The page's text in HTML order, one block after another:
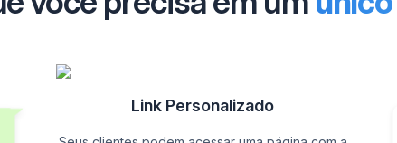
Link Personalizado